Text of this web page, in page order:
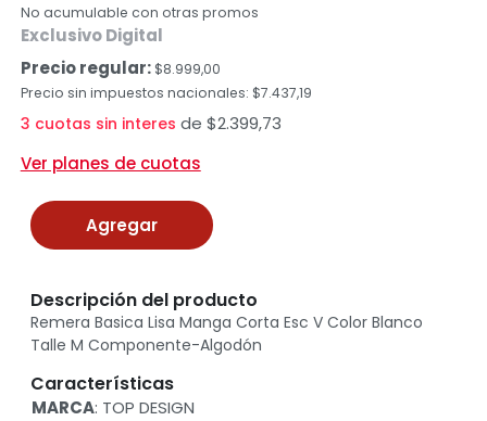
No acumulable con otras promos
Exclusivo Digital
Precio regular:$8.999,00
Precio sin impuestos nacionales: $7.437,19
3 cuotas sin interes de $2.399,73
Ver planes de cuotas
Agregar
Descripción del producto
Remera Basica Lisa Manga Corta Esc V Color Blanco
Talle M Componente-Algodón
Características
MARCA: TOP DESIGN